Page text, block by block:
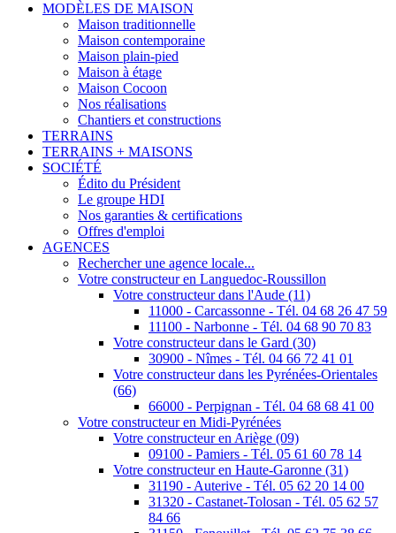
MODÈLES DE MAISON
Maison traditionnelle
Maison contemporaine
Maison plain-pied
Maison à étage
Maison Cocoon
Nos réalisations
Chantiers et constructions
TERRAINS
TERRAINS + MAISONS
SOCIÉTÉ
Édito du Président
Le groupe HDI
Nos garanties & certifications
Offres d'emploi
AGENCES
Rechercher une agence locale...
Votre constructeur en Languedoc-Roussillon
Votre constructeur dans l'Aude (11)
11000 - Carcassonne - Tél. 04 68 26 47 59
11100 - Narbonne - Tél. 04 68 90 70 83
Votre constructeur dans le Gard (30)
30900 - Nîmes - Tél. 04 66 72 41 01
Votre constructeur dans les Pyrénées-Orientales
(66)
66000 - Perpignan - Tél. 04 68 68 41 00
Votre constructeur en Midi-Pyrénées
Votre constructeur en Ariège (09)
09100 - Pamiers - Tél. 05 61 60 78 14
Votre constructeur en Haute-Garonne (31)
31190 - Auterive - Tél. 05 62 20 14 00
31320 - Castanet-Tolosan - Tél. 05 62 57
84 66